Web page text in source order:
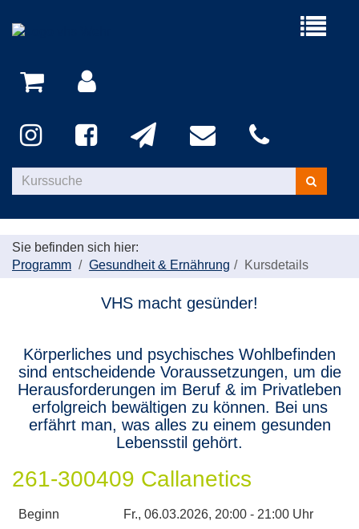
Menü
Kurse
suchen
Sie befinden sich hier:
Programm
Gesundheit & Ernährung Kursdetails
VHS macht gesünder!
Körperliches und psychisches Wohlbefinden
sind entscheidende Voraussetzungen, um die
Herausforderungen im Beruf & im Privatleben
erfolgreich bewältigen zu können. Bei uns
erfährt man, was alles zu einem gesunden
Lebensstil gehört.
261-300409 Callanetics
Beginn Fr., 06.03.2026, 20:00 - 21:00 Uhr